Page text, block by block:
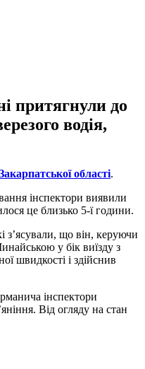
притягнули до
водія,
області.
інспектори виявили
це близько 5-ї години.
з’ясували, що він, керуючи
у бік виїзду з
швидкості і здійснив
інспектори
Від огляду на стан